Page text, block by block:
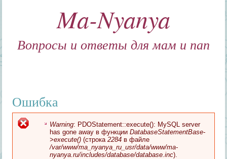
Ma-Nyanya
Вопросы и ответы для мам и пап
Ошибка
Сообщение об ошибке
Warning: PDOStatement::execute(): MySQL server
has gone away в функцииDatabaseStatementBase-
>execute() (строка2284 в файле
/var/www/ma_nyanya_ru_usr/data/www/ma-
nyanya.ru/includes/database/database.inc).